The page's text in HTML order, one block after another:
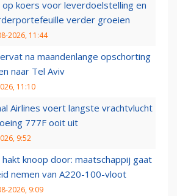
op koers voor leverdoelstelling en
verder groeien
2026, 11:44
na maandenlange opschorting
naar Tel Aviv
11:10
Airlines voert langste vrachtvlucht
777F ooit uit
9:52
hakt knoop door: maatschappij gaat
nemen van A220-100-vloot
2026, 9:09